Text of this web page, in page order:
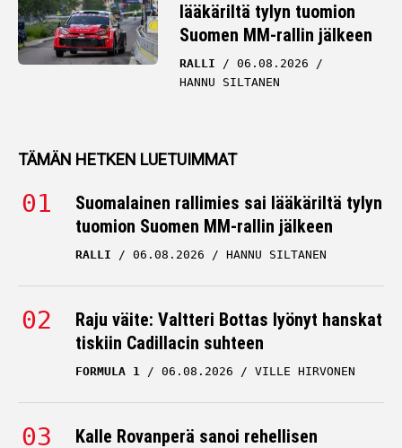
lääkäriltä tylyn tuomion
Suomen MM-rallin jälkeen
RALLI
06.08.2026
HANNU SILTANEN
TÄMÄN HETKEN LUETUIMMAT
Suomalainen rallimies sai lääkäriltä tylyn
tuomion Suomen MM-rallin jälkeen
RALLI 06.08.2026 HANNU SILTANEN
Raju väite: Valtteri Bottas lyönyt hanskat
tiskiin Cadillacin suhteen
FORMULA 1 06.08.2026 VILLE HIRVONEN
Kalle Rovanperä sanoi rehellisen